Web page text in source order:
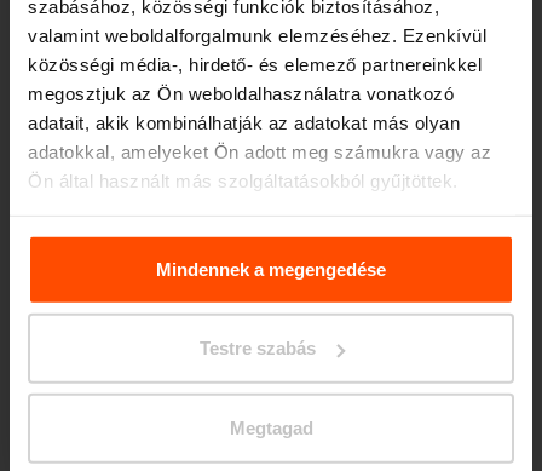
szabásához, közösségi funkciók biztosításához,
valamint weboldalforgalmunk elemzéséhez. Ezenkívül
közösségi média-, hirdető- és elemező partnereinkkel
megosztjuk az Ön weboldalhasználatra vonatkozó
adatait, akik kombinálhatják az adatokat más olyan
adatokkal, amelyeket Ön adott meg számukra vagy az
Ön által használt más szolgáltatásokból gyűjtöttek.
További információért kérjük, látogasson el aPrinciples
Relating to the Processing. Personal Data
Mindennek a megengedése
Testre szabás
Megtagad
magán területre alkalmas. Dinamikus formája,
erős szerkezetével és üvegbetéteivel,
kiegészíthető zöld vagy napelemes tetővel.
Ideális városi környezethez.